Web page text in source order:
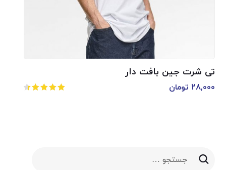
تی شرت جین بافت دار
28,000 تومان